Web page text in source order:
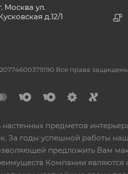
Москва ул.
д.12/1
Все права защищены
предметов
За годы успешной работы
предложить Вам
Компании